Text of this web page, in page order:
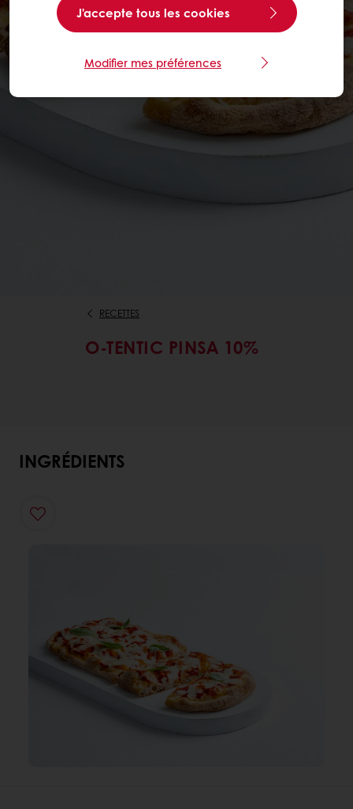
RECETTES
O-TENTIC PINSA 10%
INGRÉDIENTS
J'accepte tous les cookies
Modifier mes préférences